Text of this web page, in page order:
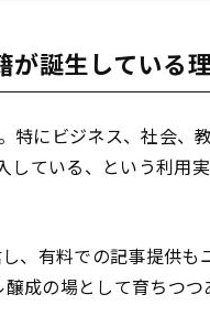
が誕生している
特にビジネス、社会、
ている、という利用
、有料での記事提供も
成の場として育ちつつ